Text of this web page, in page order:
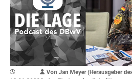
Von Jan Meyer (Herausgeber